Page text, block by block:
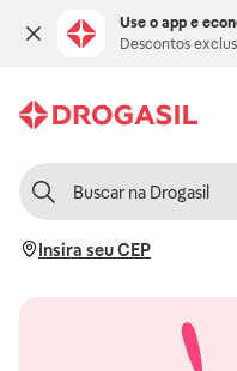
Use o app e
Descontos
Insira seu CEP